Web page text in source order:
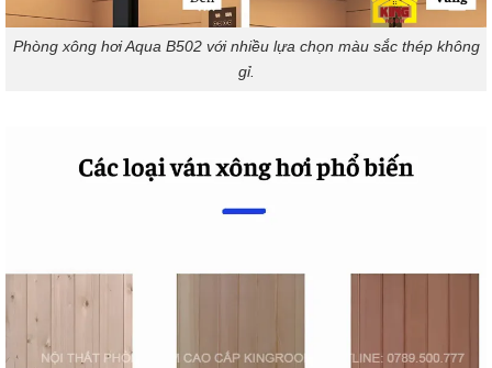
Phòng xông hơi Aqua B502 với nhiều lựa chọn màu sắc thép không
gỉ.